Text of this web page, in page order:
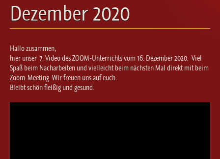
Ballett für Erwachsene / Jugendliche
Kreative Früherziehung / Kinderballett
Steptanz
Urban Dance
Dezember 2020
Hallo zusammen,
hier unser 7. Video des ZOOM-Unterrichts vom 16. Dezember 2020. Viel
Spaß beim Nacharbeiten und vielleicht beim nächsten Mal direkt mit beim
Zoom-Meeting. Wir freuen uns auf euch.
Bleibt schön fleißig und gesund.